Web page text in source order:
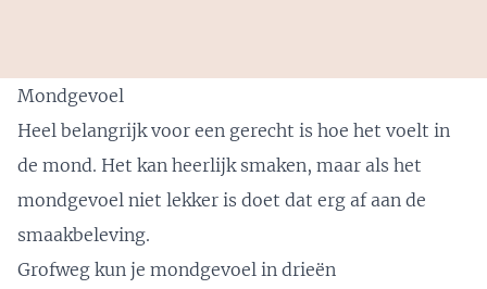
Mondgevoel
Heel belangrijk voor een gerecht is hoe het voelt in
de mond. Het kan heerlijk smaken, maar als het
mondgevoel niet lekker is doet dat erg af aan de
smaakbeleving.
Grofweg kun je mondgevoel in drieën